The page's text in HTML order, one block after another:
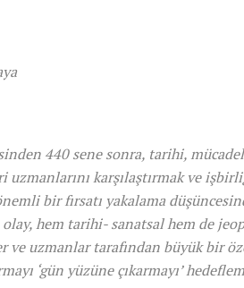
440 sene sonra, tarihi,
karşılaştırmak ve
bir fırsatı yakalama
olay, hem tarihi- sanatsal hem de
ve uzmanlar tarafından büyük bir
‘gün yüzüne çıkarmayı’